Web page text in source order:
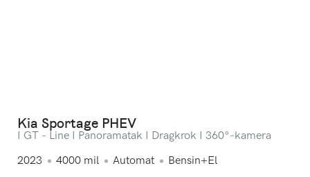
Kia Sportage PHEV
I GT - Line I Panoramatak I Dragkrok I 360°-kamera
2023
4000 mil Automat Bensin+El